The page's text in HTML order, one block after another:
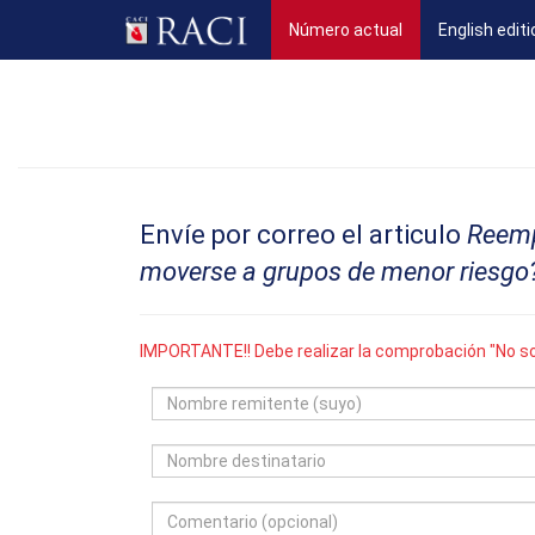
Número actual (current)English
Envíe por correo el articulo
moverse a grupos de menor
IMPORTANTE!! Debe realizar la comprobación "No